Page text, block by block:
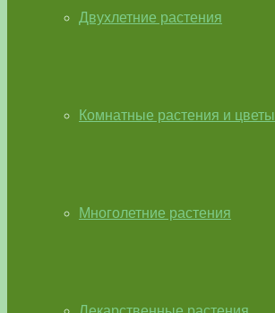
Двухлетние растения
Комнатные растения и цветы
Многолетние растения